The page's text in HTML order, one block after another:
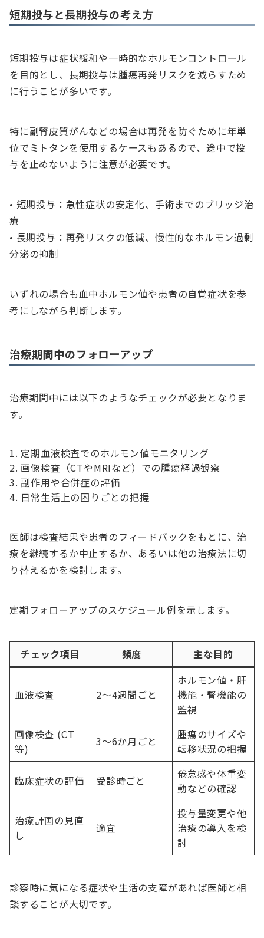
短期投与と長期投与の考え方
短期投与は症状緩和や一時的なホルモンコントロール
を目的とし、長期投与は腫瘍再発リスクを減らすため
に行うことが多いです。
特に副腎皮質がんなどの場合は再発を防ぐために年単
位でミトタンを使用するケースもあるので、途中で投
与を止めないように注意が必要です。
• 短期投与：急性症状の安定化、手術までのブリッジ治
療
• 長期投与：再発リスクの低減、慢性的なホルモン過剰
分泌の抑制
いずれの場合も血中ホルモン値や患者の自覚症状を参
考にしながら判断します。
治療期間中のフォローアップ
治療期間中には以下のようなチェックが必要となりま
す。
定期血液検査でのホルモン値モニタリング
画像検査（CTやMRIなど）での腫瘍経過観察
副作用や合併症の評価
日常生活上の困りごとの把握
医師は検査結果や患者のフィードバックをもとに、治
療を継続するか中止するか、あるいは他の治療法に切
り替えるかを検討します。
定期フォローアップのスケジュール例を示します。
チェック項目 頻度 主な目的
血液検査 2～4週間ごと
ホルモン値・肝
機能・腎機能の
監視
画像検査 (CT
等)
3～6か月ごと
腫瘍のサイズや
転移状況の把握
臨床症状の評価 受診時ごと
倦怠感や体重変
動などの確認
治療計画の見直
し
適宜
投与量変更や他
治療の導入を検
討
診察時に気になる症状や生活の支障があれば医師と相
談することが大切です。